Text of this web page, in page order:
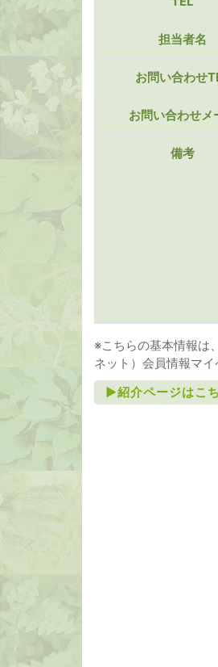
担当者名
お問い合わせ
お問い合わせメ
備考
※こちらの基本情報は
ネット）会員情報マイ
►紹介ページはこ